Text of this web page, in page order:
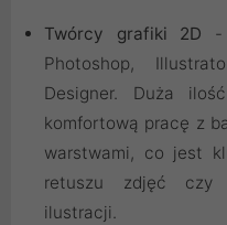
Twórcy grafiki 2D -
Photoshop,
Designer. Duża
komfortową pracę z
warstwami, co jest
retuszu zdjęć czy
ilustracji.